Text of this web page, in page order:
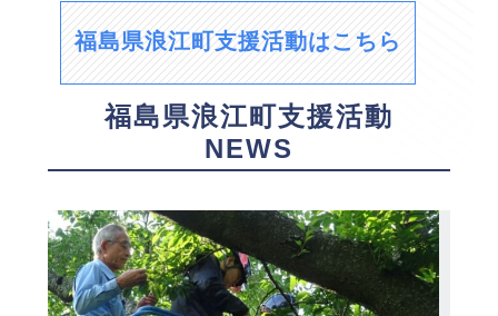
福島県浪江町支援活動はこちら
福島県浪江町支援活動
NEWS